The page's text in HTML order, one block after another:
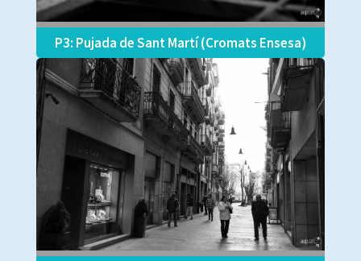
P3: Pujada de Sant Martí (Cromats Ensesa)